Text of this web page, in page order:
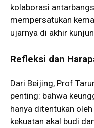
kolaborasi
mempersatukan
ujarnya di akhir
Refleksi dan
Dari Beijing, Prof
penting: bahwa
hanya ditentukan
kekuatan akal budi